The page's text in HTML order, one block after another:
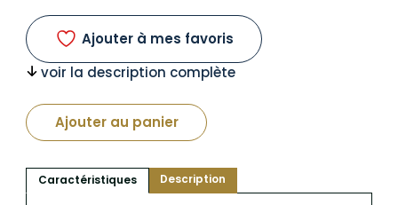
Ajouter à mes favoris
voir la description complète
Ajouter au panier
Caractéristiques Description